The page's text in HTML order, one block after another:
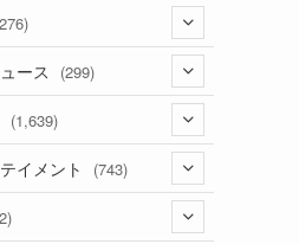
ース (299)
(1,639)
イメント (743)